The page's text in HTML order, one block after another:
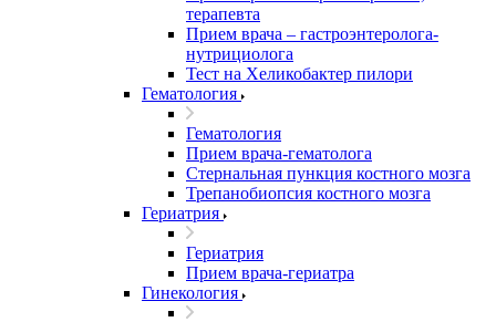
терапевта
Прием врача – гастроэнтеролога-
нутрициолога
Тест на Хеликобактер пилори
Гематология
Гематология
Прием врача-гематолога
Стернальная пункция костного мозга
Трепанобиопсия костного мозга
Гериатрия
Гериатрия
Прием врача-гериатра
Гинекология